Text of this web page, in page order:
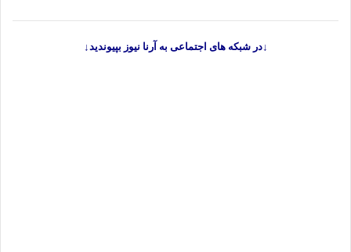
↓در شبکه های اجتماعی به آرنا نیوز بپیوندید↓